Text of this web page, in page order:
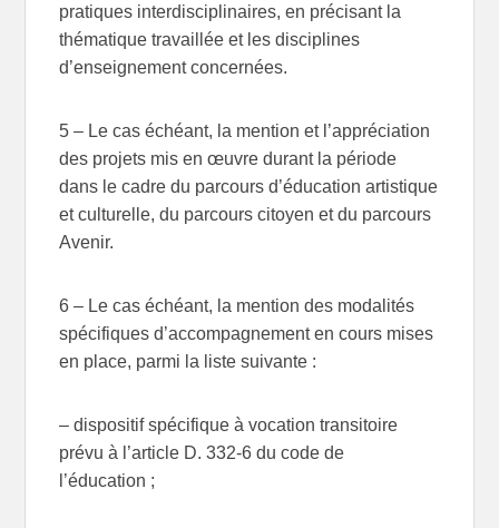
pratiques interdisciplinaires, en précisant la
thématique travaillée et les disciplines
d’enseignement concernées.
5 – Le cas échéant, la mention et l’appréciation
des projets mis en œuvre durant la période
dans le cadre du parcours d’éducation artistique
et culturelle, du parcours citoyen et du parcours
Avenir.
6 – Le cas échéant, la mention des modalités
spécifiques d’accompagnement en cours mises
en place, parmi la liste suivante :
– dispositif spécifique à vocation transitoire
prévu à l’article D. 332-6 du code de
l’éducation ;